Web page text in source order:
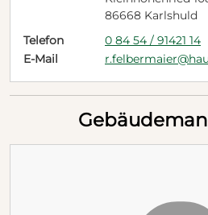
86668 Karlshuld
Telefon
0 84 54 / 91421 14
E-Mail